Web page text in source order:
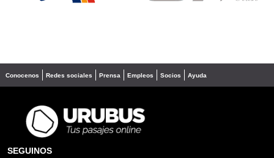
Conocenos Redes sociales Prensa Empleos Socios Ayuda
SEGUINOS